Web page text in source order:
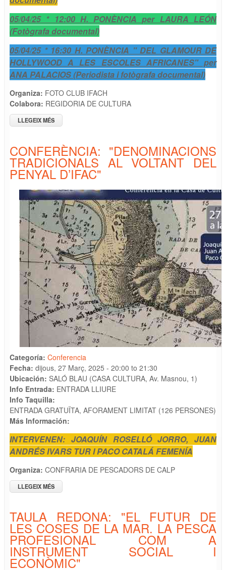
05/04/25 * 12:00 H. PONÈNCIA per LAURA LEÓN
(Fotògrafa documental)
05/04/25 * 16:30 H. PONÈNCIA " DEL GLAMOUR DE
HOLLYWOOD A LES ESCOLES AFRICANES" per
ANA PALACIOS (Periodista i fotògrafa documental)
Organiza: FOTO CLUB IFACH
Colabora: REGIDORIA DE CULTURA
LLEGEIX MÉS
D'IFAC"
CONFERÈNCIA: "DENOMINACIONS
TRADICIONALS AL VOLTANT DEL
PENYAL D’IFAC"
Categoría: Conferencia
Fecha: dijous, 27 Març, 2025 - 20:00 to 21:30
Ubicación: SALÓ BLAU (CASA CULTURA, Av. Masnou, 1)
Info Entrada: ENTRADA LLIURE
Info Taquilla:
ENTRADA GRATUÏTA, AFORAMENT LIMITAT (126 PERSONES)
Más Información:
INTERVENEN: JOAQUÍN ROSELLÓ JORRO, JUAN
ANDRÉS IVARS TUR I PACO CATALÁ FEMENÍA
Organiza: CONFRARIA DE PESCADORS DE CALP
LLEGEIX MÉS
AL VOLTANT DEL PENYAL D’IFAC"
TAULA REDONA: "EL FUTUR DE
LES COSES DE LA MAR. LA PESCA
PROFESIONAL COM A
INSTRUMENT SOCIAL I
ECONÒMIC"